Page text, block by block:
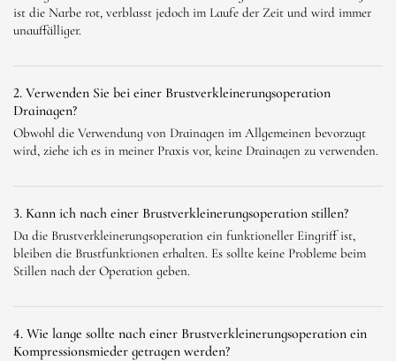
ist die Narbe rot, verblasst jedoch im Laufe der Zeit und wird immer
unauffälliger.
2. Verwenden Sie bei einer Brustverkleinerungsoperation
Drainagen?
Obwohl die Verwendung von Drainagen im Allgemeinen bevorzugt
wird, ziehe ich es in meiner Praxis vor, keine Drainagen zu verwenden.
3. Kann ich nach einer Brustverkleinerungsoperation stillen?
Da die Brustverkleinerungsoperation ein funktioneller Eingriff ist,
bleiben die Brustfunktionen erhalten. Es sollte keine Probleme beim
Stillen nach der Operation geben.
4. Wie lange sollte nach einer Brustverkleinerungsoperation ein
Kompressionsmieder getragen werden?